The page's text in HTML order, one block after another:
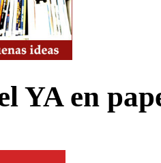
YA en